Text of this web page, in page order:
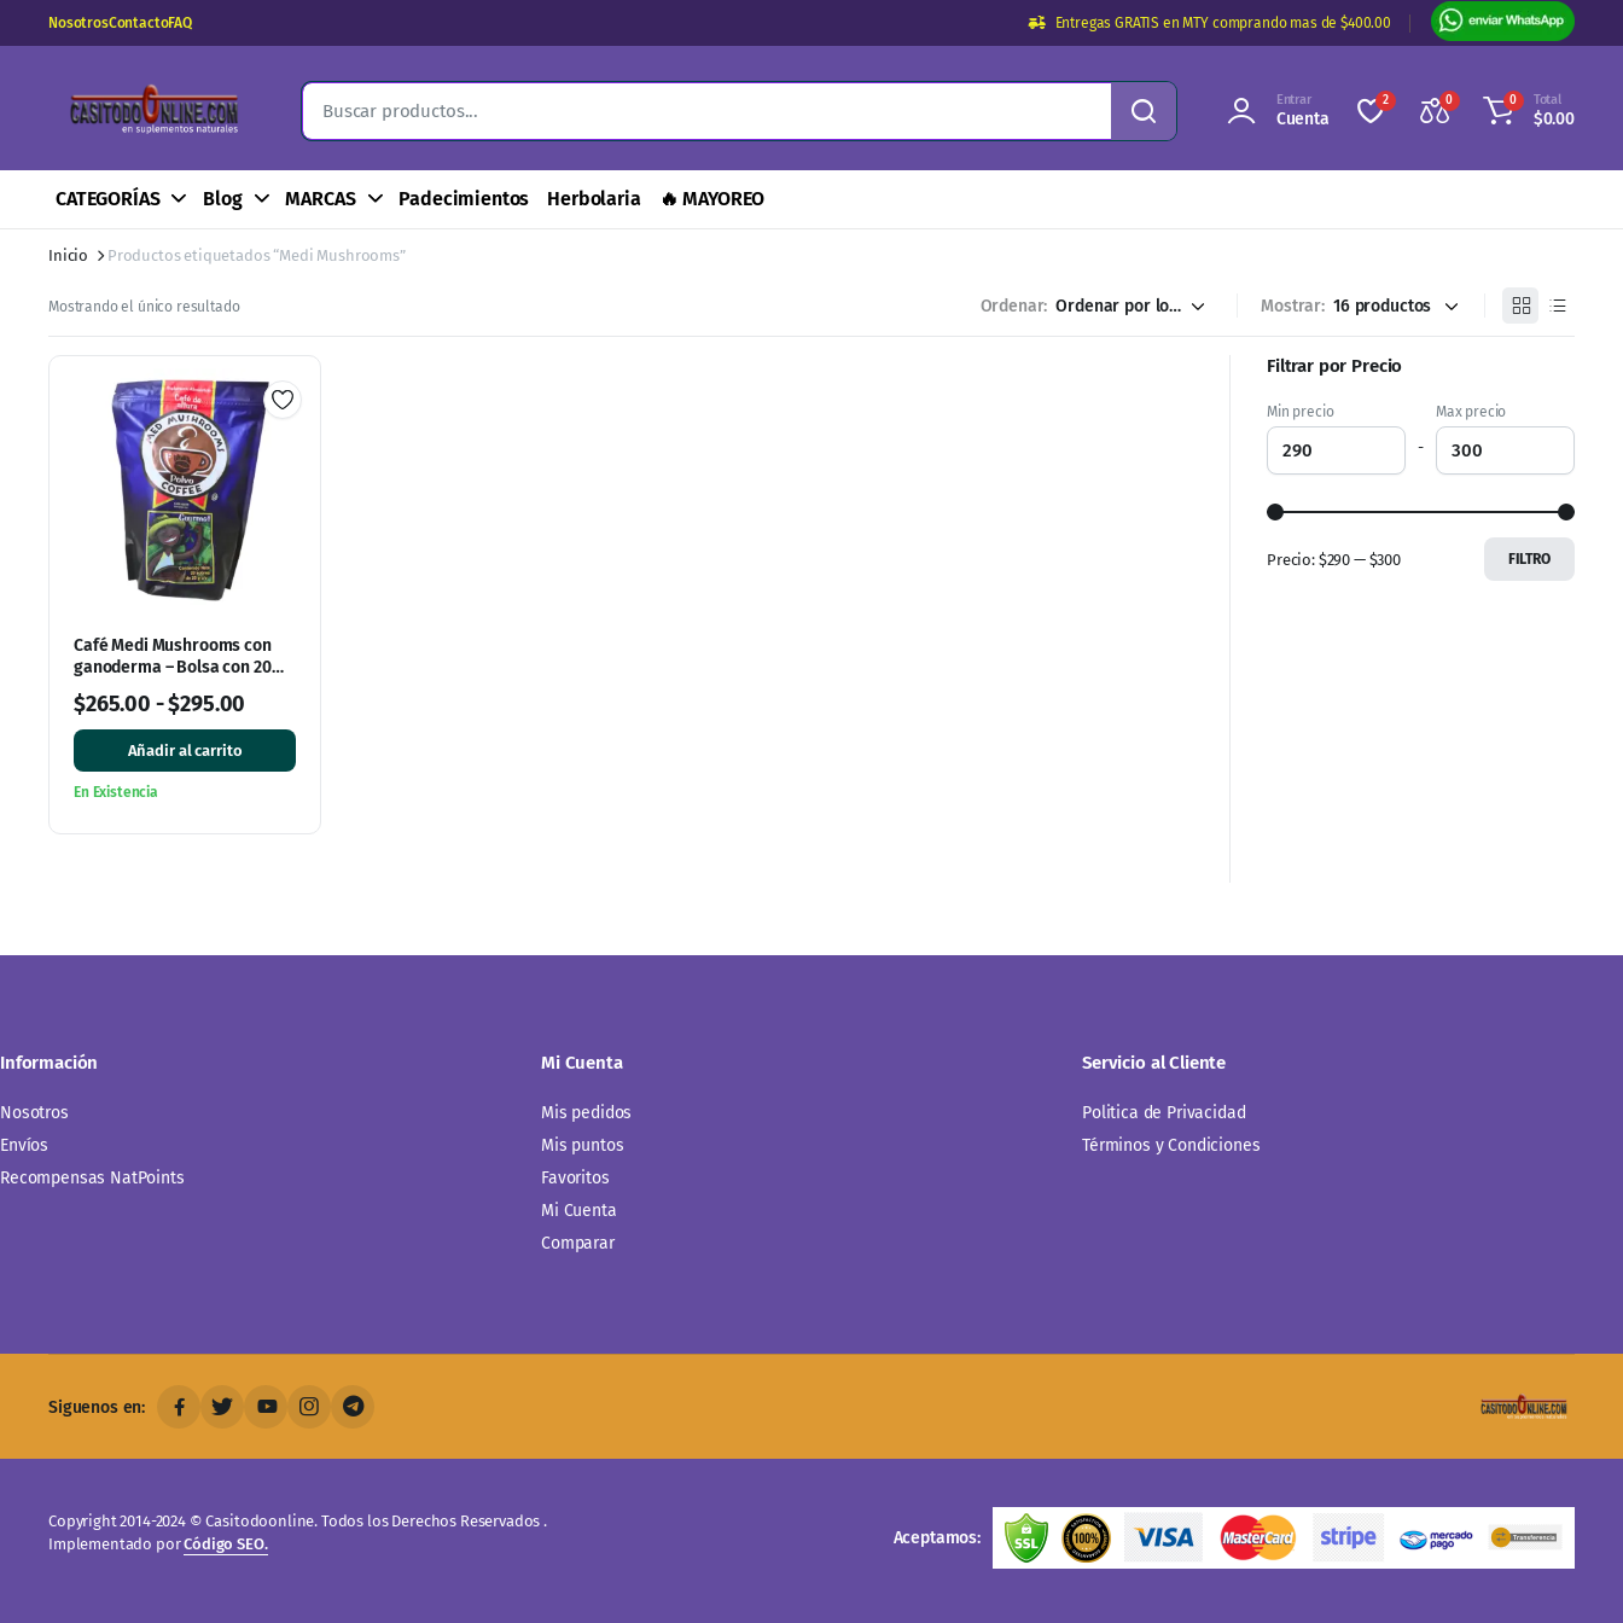
NosotrosContactoFAQ Entregas GRATIS en MTY comprando mas de $400.00
Entrar
Cuenta
2 0 0 Total
$0.00
CATEGORÍAS Blog MARCAS Padecimientos Herbolaria 🔥 MAYOREO
Inicio Productos etiquetados “Medi Mushrooms”
Mostrando el único resultado Ordenar: Mostrar:
Café Medi Mushrooms con
ganoderma – Bolsa con 20
sobres
$265.00 -$295.00
Añadir al carrito
En Existencia
Filtrar por Precio
Min precio
-
Max precio
FILTRO
Precio: $290 — $300
Información
Nosotros
Envíos
Recompensas NatPoints
Mi Cuenta
Mis pedidos
Mis puntos
Favoritos
Mi Cuenta
Comparar
Servicio al Cliente
Politica de Privacidad
Términos y Condiciones
Siguenos en:
Copyright 2014-2024 © Casitodoonline. Todos los Derechos Reservados .
Implementado porCódigo SEO. Aceptamos: